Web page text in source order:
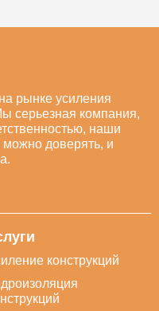
рынке усиления
серьезная компания,
наши
доверять, и
конструкций